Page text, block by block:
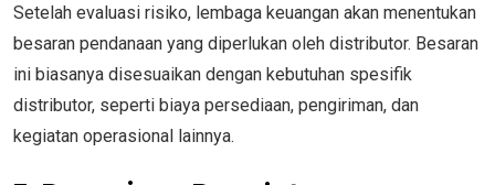
Setelah evaluasi risiko, lembaga keuangan akan menentukan
besaran pendanaan yang diperlukan oleh distributor. Besaran
ini biasanya disesuaikan dengan kebutuhan spesifik
distributor, seperti biaya persediaan, pengiriman, dan
kegiatan operasional lainnya.